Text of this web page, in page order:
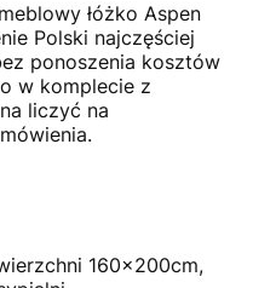
łóżko Aspen
Polski najczęściej
ponoszenia kosztów
w komplecie z
liczyć na
160x200cm,